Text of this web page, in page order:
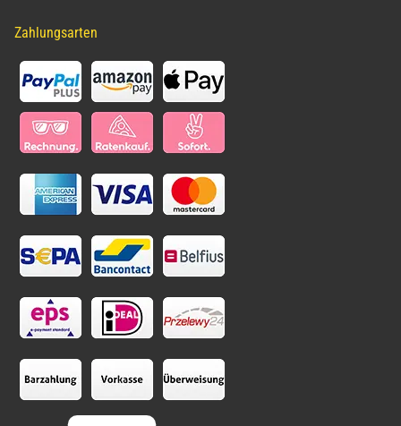
Zahlungsarten